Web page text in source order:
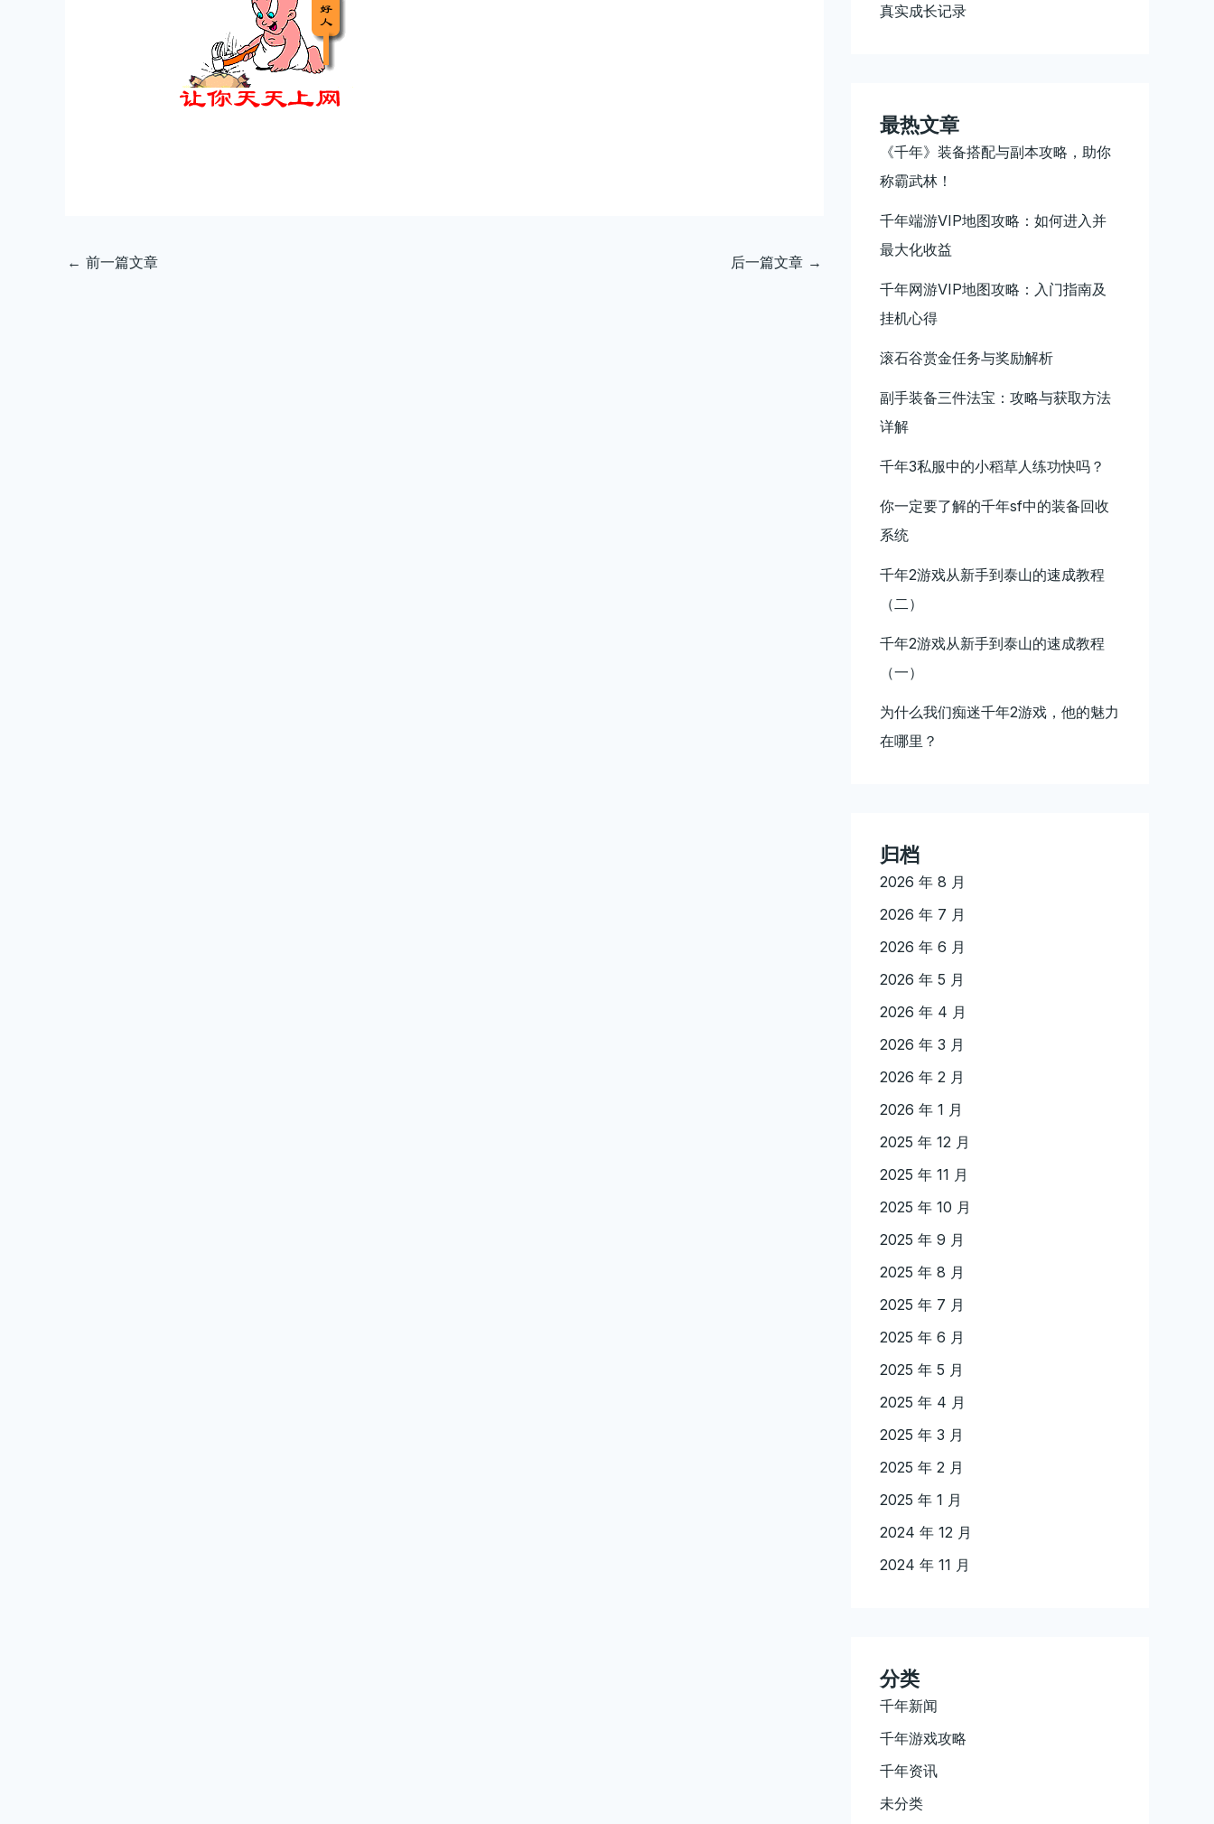
← 前一篇文章 后一篇文章 →
真实成长记录
最热文章
《千年》装备搭配与副本攻略，助你
称霸武林！
千年端游VIP地图攻略：如何进入并
最大化收益
千年网游VIP地图攻略：入门指南及
挂机心得
滚石谷赏金任务与奖励解析
副手装备三件法宝：攻略与获取方法
详解
千年3私服中的小稻草人练功快吗？
你一定要了解的千年sf中的装备回收
系统
千年2游戏从新手到泰山的速成教程
（二）
千年2游戏从新手到泰山的速成教程
（一）
为什么我们痴迷千年2游戏，他的魅力
在哪里？
归档
2026 年 8 月
2026 年 7 月
2026 年 6 月
2026 年 5 月
2026 年 4 月
2026 年 3 月
2026 年 2 月
2026 年 1 月
2025 年 12 月
2025 年 11 月
2025 年 10 月
2025 年 9 月
2025 年 8 月
2025 年 7 月
2025 年 6 月
2025 年 5 月
2025 年 4 月
2025 年 3 月
2025 年 2 月
2025 年 1 月
2024 年 12 月
2024 年 11 月
分类
千年新闻
千年游戏攻略
千年资讯
未分类